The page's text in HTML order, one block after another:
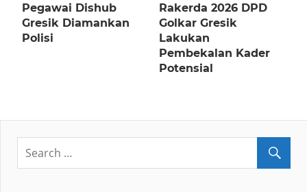
Pegawai Dishub
Gresik Diamankan
Polisi
Rakerda 2026 DPD
Golkar Gresik
Lakukan
Pembekalan Kader
Potensial